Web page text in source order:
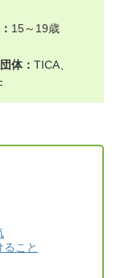
15～19歳
体： TICA、
こと